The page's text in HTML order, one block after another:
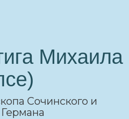
Михаила
Сочинского и